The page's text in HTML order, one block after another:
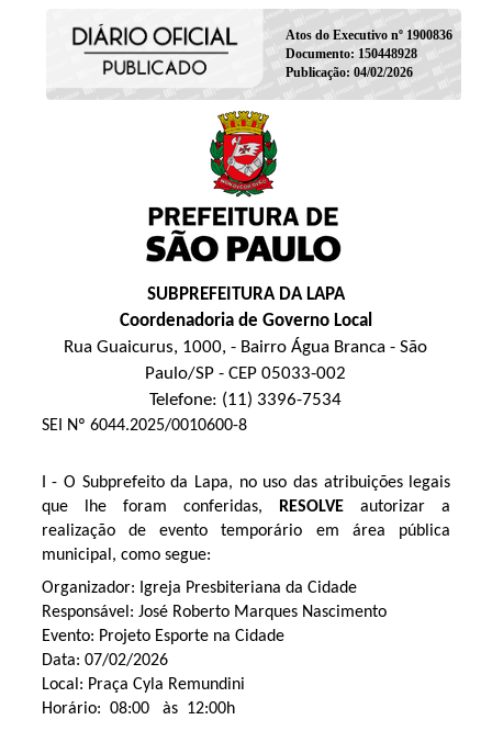
Atos do Executivo nº 1900836
Documento: 150448928
Publicação: 04/02/2026
SUBPREFEITURA DA LAPA
Coordenadoria de Governo Local
Rua Guaicurus, 1000, - Bairro Água Branca - São
Paulo/SP - CEP 05033-002
Telefone: (11) 3396-7534
SEI Nº 6044.2025/0010600-8
I - O Subprefeito da Lapa, no uso das atribuições legais
que lhe foram conferidas,
RESOLVEautorizar a
realização de evento temporário em área pública
municipal, como segue:
Organizador: Igreja Presbiteriana da Cidade
Responsável: José Roberto Marques Nascimento
Evento: Projeto Esporte na Cidade
Data: 07/02/2026
Local: Praça Cyla Remundini
Horário: 08:00 às 12:00h